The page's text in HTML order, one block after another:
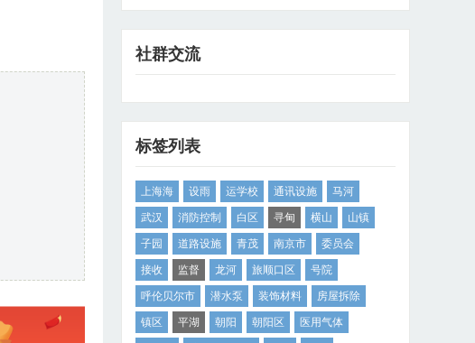
社群交流
标签列表
上海海 设雨 运学校 通讯设施 马河
武汉 消防控制 白区 寻甸 横山 山镇
子园 道路设施 青茂 南京市 委员会
接收 监督 龙河 旅顺口区 号院
呼伦贝尔市 潜水泵 装饰材料 房屋拆除
镇区 平湖 朝阳 朝阳区 医用气体